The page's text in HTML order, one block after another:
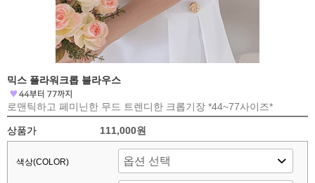
믹스 플라워크롭 블라우스
로맨틱하고 페미닌한 무드 트렌디한 크롭기장 *44~77사이즈*
상품가 111,000원
색상(COLOR)